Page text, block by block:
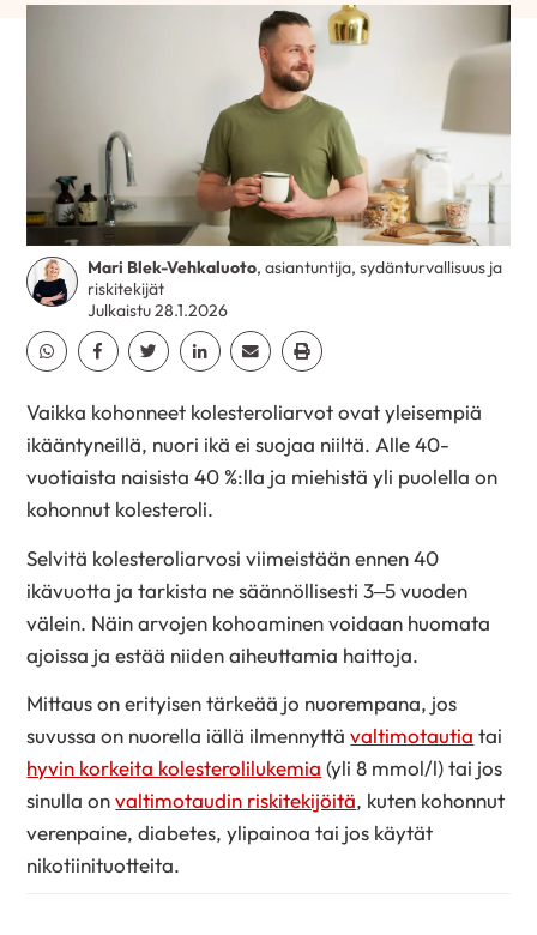
Mari Blek-Vehkaluoto, asiantuntija, sydänturvallisuus ja
riskitekijät
Julkaistu 28.1.2026
Jaa Whatsapp
Jaa Facebook
Jaa TwitterJaa Linkedin
Jaa EmailJaa Print
Vaikka kohonneet kolesteroliarvot ovat yleisempiä
ikääntyneillä, nuori ikä ei suojaa niiltä. Alle 40-
vuotiaista naisista 40 %:lla ja miehistä yli puolella on
kohonnut kolesteroli.
Selvitä kolesteroliarvosi viimeistään ennen 40
ikävuotta ja tarkista ne säännöllisesti 3–5 vuoden
välein. Näin arvojen kohoaminen voidaan huomata
ajoissa ja estää niiden aiheuttamia haittoja.
Mittaus on erityisen tärkeää jo nuorempana, jos
suvussa on nuorella iällä ilmennyttävaltimotautia tai
hyvin korkeita kolesterolilukemia (yli 8 mmol/l) tai jos
sinulla onvaltimotaudin riskitekijöitä, kuten kohonnut
verenpaine, diabetes, ylipainoa tai jos käytät
nikotiinituotteita.